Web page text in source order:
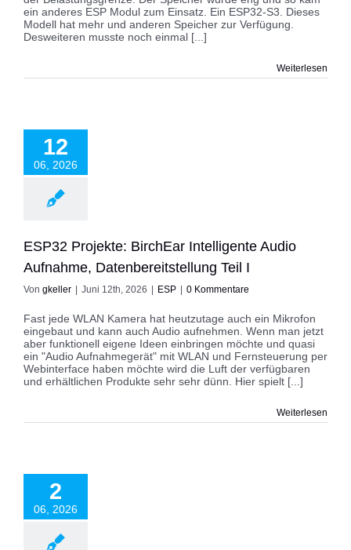
ein anderes ESP Modul zum Einsatz. Ein ESP32-S3. Dieses
Modell hat mehr und anderen Speicher zur Verfügung.
Desweiteren musste noch einmal [...]
Weiterlesen
12
06, 2026
Audio
Teil I
ESP32 Projekte: BirchEar Intelligente Audio
Aufnahme, Datenbereitstellung Teil I
Von gkeller Juni 12th, 2026 ESP 0 Kommentare
Fast jede WLAN Kamera hat heutzutage auch ein Mikrofon
eingebaut und kann auch Audio aufnehmen. Wenn man jetzt
aber funktionell eigene Ideen einbringen möchte und quasi
ein "Audio Aufnahmegerät" mit WLAN und Fernsteuerung per
Webinterface haben möchte wird die Luft der verfügbaren
und erhältlichen Produkte sehr sehr dünn. Hier spielt [...]
Weiterlesen
2
06, 2026
oder
mit RFID
Teil III